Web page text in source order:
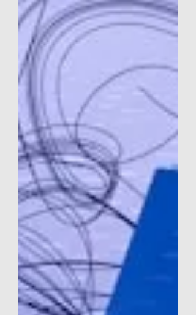
histórico como o principal vetor de seu
desenvolvimento turístico e social. Dados do
circuito municipal de equipamentos culturais
de Salvador revelam que o conjunto de museus
e espaços públicos geridos pela prefeitura
ultrapassou a marca de 2 milhões de visitantes.